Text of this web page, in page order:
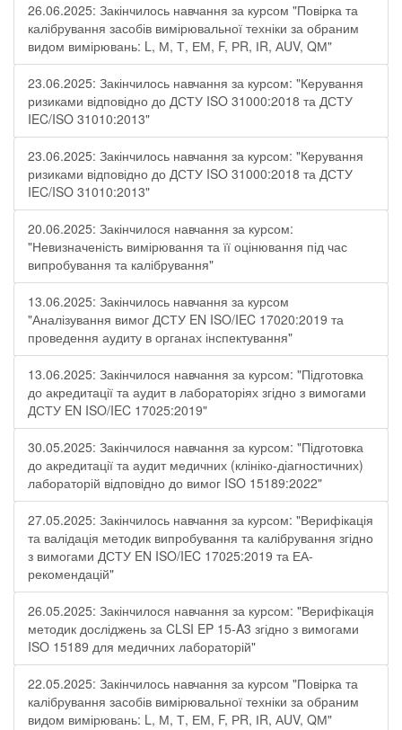
26.06.2025: Закінчилось навчання за курсом "Повірка та
калібрування засобів вимірювальної техніки за обраним
видом вимірювань: L, М, Т, ЕМ, F, РR, ІR, АUV, QМ"
23.06.2025: Закінчилось навчання за курсом: "Керування
ризиками відповідно до ДСТУ ISO 31000:2018 та ДСТУ
IEC/ISO 31010:2013"
23.06.2025: Закінчилось навчання за курсом: "Керування
ризиками відповідно до ДСТУ ISO 31000:2018 та ДСТУ
IEC/ISO 31010:2013"
20.06.2025: Закінчилося навчання за курсом:
"Невизначеність вимірювання та її оцінювання під час
випробування та калібрування"
13.06.2025: Закінчилось навчання за курсом
"Аналізування вимог ДСТУ EN ISO/IEC 17020:2019 та
проведення аудиту в органах інспектування"
13.06.2025: Закінчилося навчання за курсом: "Підготовка
до акредитації та аудит в лабораторіях згідно з вимогами
ДСТУ EN ISO/IEC 17025:2019"
30.05.2025: Закінчилося навчання за курсом: "Підготовка
до акредитації та аудит медичних (клініко-діагностичних)
лабораторій відповідно до вимог ISO 15189:2022"
27.05.2025: Закінчилось навчання за курсом: "Верифікація
та валідація методик випробування та калібрування згідно
з вимогами ДСТУ EN ISO/IEC 17025:2019 та ЕА-
рекомендацій"
26.05.2025: Закінчилося навчання за курсом: "Верифікація
методик досліджень за CLSI EP 15-A3 згідно з вимогами
ISO 15189 для медичних лабораторій"
22.05.2025: Закінчилось навчання за курсом "Повірка та
калібрування засобів вимірювальної техніки за обраним
видом вимірювань: L, М, Т, ЕМ, F, РR, ІR, АUV, QМ"